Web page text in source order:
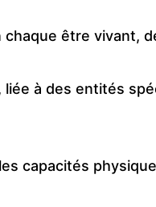
être vivant,
à des entités
capacités